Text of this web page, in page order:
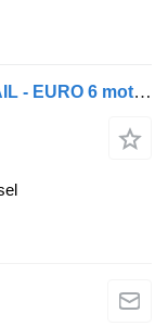
Volvo D13K 540hp FH4 COMMON RAIL - EURO 6 motor voor Volvo trekker